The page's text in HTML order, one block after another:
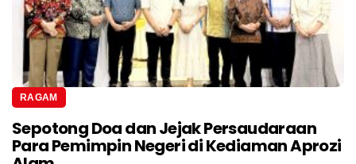
RAGAM
Sepotong Doa dan Jejak Persaudaraan
Para Pemimpin Negeri di Kediaman Aprozi